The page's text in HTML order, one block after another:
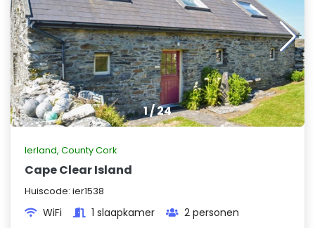
1/24
Ierland, County Cork
Cape Clear Island
Huiscode: ier1538
WiFi 1 slaapkamer 2 personen